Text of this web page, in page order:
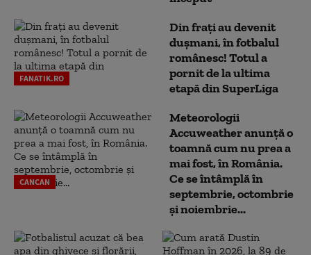
FANATIK.RO
Din frați au devenit
dușmani, în fotbalul
românesc! Totul a
pornit de la ultima
etapă din SuperLiga
CANCAN
Meteorologii
Accuweather anunță o
toamnă cum nu prea a
mai fost, în România.
Ce se întâmplă în
septembrie, octombrie
și noiembrie...